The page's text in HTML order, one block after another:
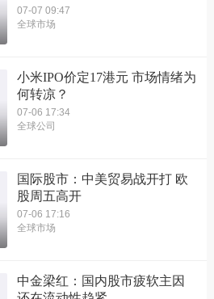
07-07 09:47
全球市场
小米IPO价定17港元 市场情绪为
何转凉？
07-06 17:34
全球公司
国际股市：中美贸易战开打 欧
股周五高开
07-06 17:16
全球市场
中金梁红：国内股市疲软主因